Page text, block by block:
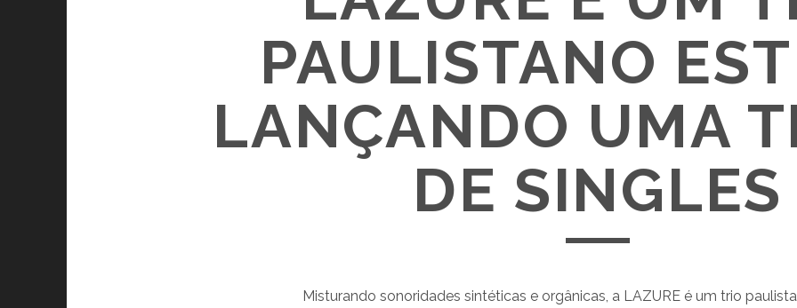
PAULISTANO
LANÇANDO UMA
DE SINGLES
Misturando sonoridades sintéticas e orgânicas, a LAZURE é um trio